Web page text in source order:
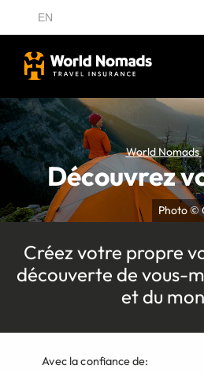
EN
Photo ©
World Nomads
Découvrez
Créez votre propre
découverte de vous-
et du
Avec la confiance de: